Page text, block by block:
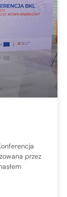
przez